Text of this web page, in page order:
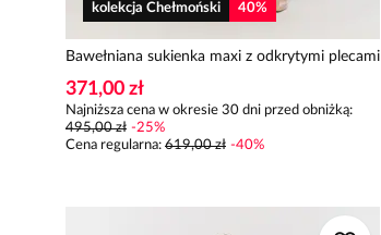
kolekcja Chełmoński 40%
Bawełniana sukienka maxi z odkrytymi plecami
371,00 zł
Najniższa cena w okresie 30 dni przed obniżką:
495,00 zł -25%
Cena regularna: 619,00 zł -40%